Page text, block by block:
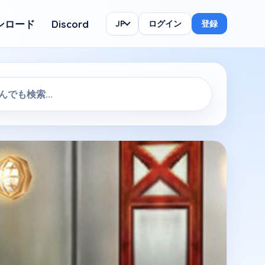
ロード Discord JP ログイン 登録